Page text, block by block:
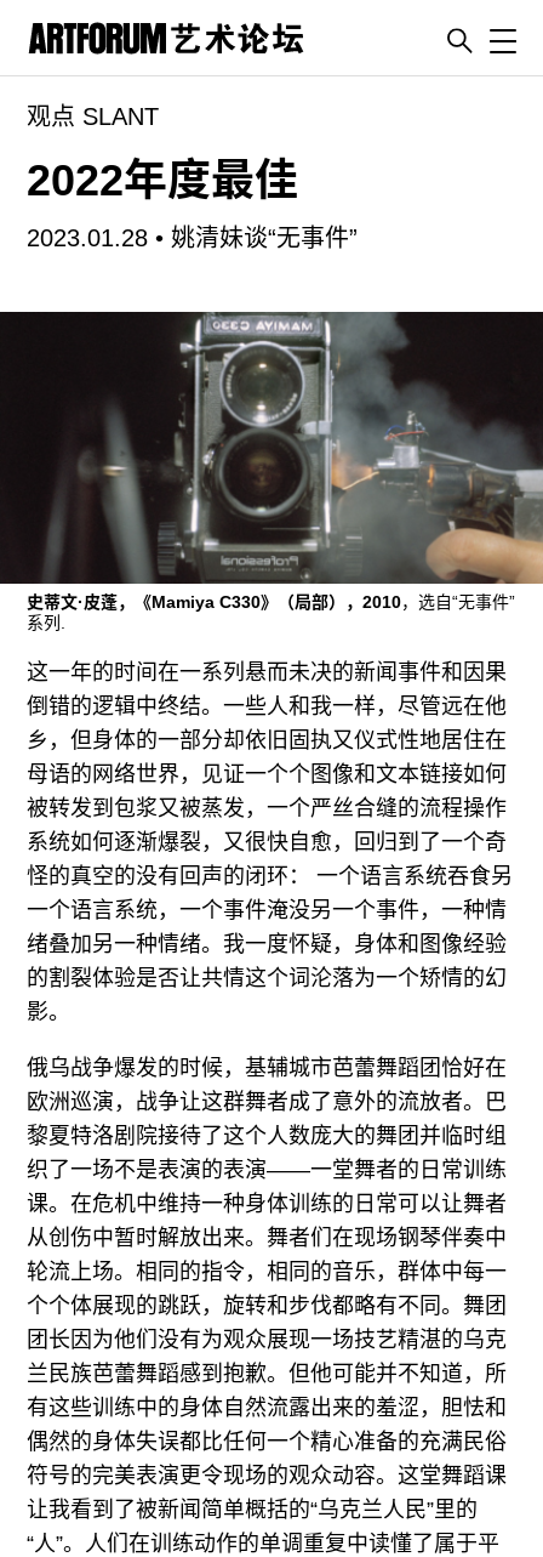
artguide
新闻
杂志
ART & EDUCATION
往期内容
联系我们
关注我们
观点 SLANT
2022年度最佳
2023.01.28 •姚清妹谈“无事件”
史蒂文·皮蓬，《Mamiya C330》（局部），2010，选自“无事件”
系列.
这一年的时间在一系列悬而未决的新闻事件和因果
倒错的逻辑中终结。一些人和我一样，尽管远在他
乡，但身体的一部分却依旧固执又仪式性地居住在
母语的网络世界，见证一个个图像和文本链接如何
被转发到包浆又被蒸发，一个严丝合缝的流程操作
系统如何逐渐爆裂，又很快自愈，回归到了一个奇
怪的真空的没有回声的闭环： 一个语言系统吞食另
一个语言系统，一个事件淹没另一个事件，一种情
绪叠加另一种情绪。我一度怀疑，身体和图像经验
的割裂体验是否让共情这个词沦落为一个矫情的幻
影。
俄乌战争爆发的时候，基辅城市芭蕾舞蹈团恰好在
欧洲巡演，战争让这群舞者成了意外的流放者。巴
黎夏特洛剧院接待了这个人数庞大的舞团并临时组
织了一场不是表演的表演――一堂舞者的日常训练
课。在危机中维持一种身体训练的日常可以让舞者
从创伤中暂时解放出来。舞者们在现场钢琴伴奏中
轮流上场。相同的指令，相同的音乐，群体中每一
个个体展现的跳跃，旋转和步伐都略有不同。舞团
团长因为他们没有为观众展现一场技艺精湛的乌克
兰民族芭蕾舞蹈感到抱歉。但他可能并不知道，所
有这些训练中的身体自然流露出来的羞涩，胆怯和
偶然的身体失误都比任何一个精心准备的充满民俗
符号的完美表演更令现场的观众动容。这堂舞蹈课
让我看到了被新闻简单概括的“乌克兰人民”里的
“人”。人们在训练动作的单调重复中读懂了属于平